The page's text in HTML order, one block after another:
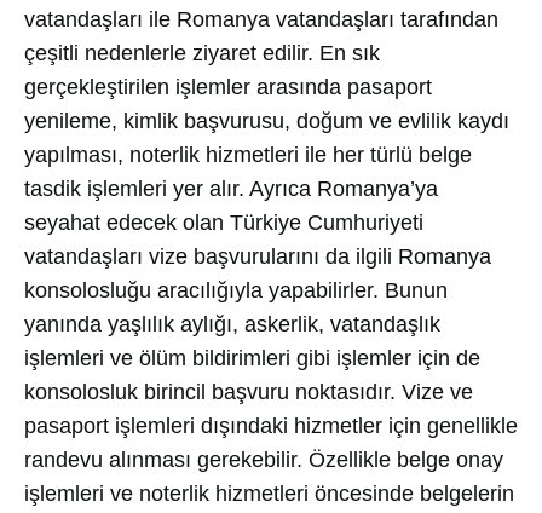
vatandaşları ile Romanya vatandaşları tarafından
çeşitli nedenlerle ziyaret edilir. En sık
gerçekleştirilen işlemler arasında pasaport
yenileme, kimlik başvurusu, doğum ve evlilik kaydı
yapılması, noterlik hizmetleri ile her türlü belge
tasdik işlemleri yer alır. Ayrıca Romanya’ya
seyahat edecek olan Türkiye Cumhuriyeti
vatandaşları vize başvurularını da ilgili Romanya
konsolosluğu aracılığıyla yapabilirler. Bunun
yanında yaşlılık aylığı, askerlik, vatandaşlık
işlemleri ve ölüm bildirimleri gibi işlemler için de
konsolosluk birincil başvuru noktasıdır. Vize ve
pasaport işlemleri dışındaki hizmetler için genellikle
randevu alınması gerekebilir. Özellikle belge onay
işlemleri ve noterlik hizmetleri öncesinde belgelerin